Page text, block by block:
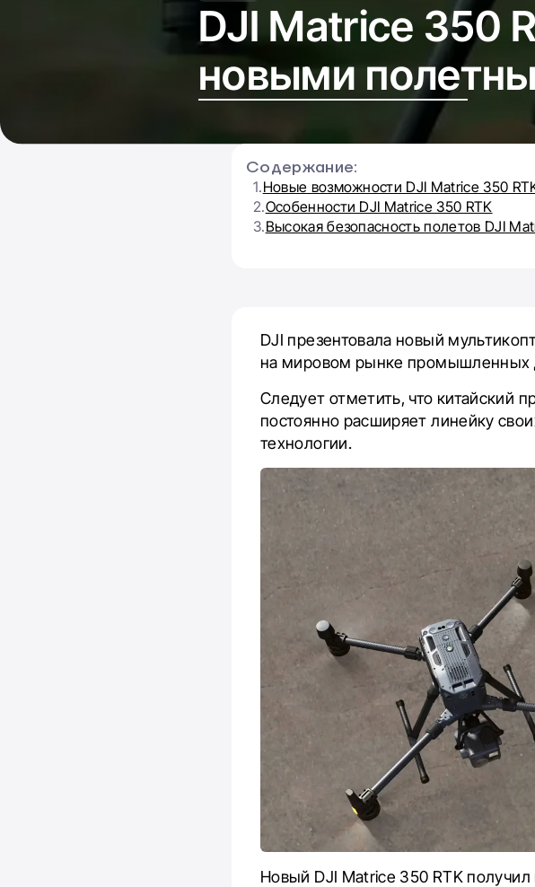
DJI Matrice 350
новыми
DJI презентовала новый
на мировом рынке промышленных
Следует отметить, что китайский
постоянно расширяет линейку
технологии.
Новый DJI Matrice 350 RTK
Содержание:
1.Новые возможности DJI Matrice 350
2.Особенности DJI Matrice 350 RTK
3.Высокая безопасность полетов DJI